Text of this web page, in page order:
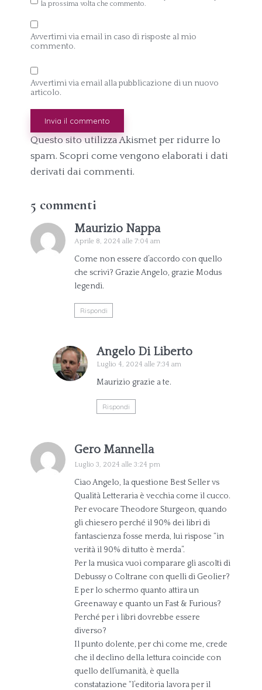
la prossima volta che commento.
Avvertimi via email in caso di risposte al mio
commento.
Avvertimi via email alla pubblicazione di un nuovo
articolo.
Questo sito utilizza Akismet per ridurre lo
spam. Scopri come vengono elaborati i dati
derivati dai commenti.
5 commenti
Maurizio Nappa
Aprile 8, 2024 alle 7:04 am
Come non essere d’accordo con quello
che scrivi? Grazie Angelo, grazie Modus
legendi.
Rispondi
Angelo Di Liberto
Luglio 4, 2024 alle 7:34 am
Maurizio grazie a te.
Rispondi
Gero Mannella
Luglio 3, 2024 alle 3:24 pm
Ciao Angelo, la questione Best Seller vs
Qualità Letteraria è vecchia come il cucco.
Per evocare Theodore Sturgeon, quando
gli chiesero perché il 90% dei libri di
fantascienza fosse merda, lui rispose “in
verità il 90% di tutto è merda”.
Per la musica vuoi comparare gli ascolti di
Debussy o Coltrane con quelli di Geolier?
E per lo schermo quanto attira un
Greenaway e quanto un Fast & Furious?
Perché per i libri dovrebbe essere
diverso?
Il punto dolente, per chi come me, crede
che il declino della lettura coincide con
quello dell’umanità, è quella
constatazione “l’editoria lavora per il